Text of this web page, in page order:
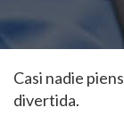
Casi nadie
divertida.